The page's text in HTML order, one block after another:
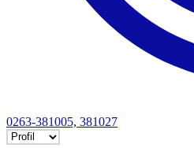
0263-381005, 381027
Selectează tab